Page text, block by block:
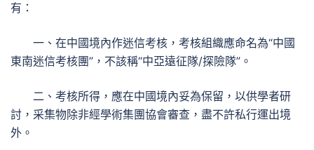
有：
一、在中國境內作迷信考核，考核組織應命名為“中國
東南迷信考核團”，不該稱“中亞遠征隊/探險隊”。
二、考核所得，應在中國境內妥為保留，以供學者研
討，采集物除非經學術集團協會審查，盡不許私行運出境
外。